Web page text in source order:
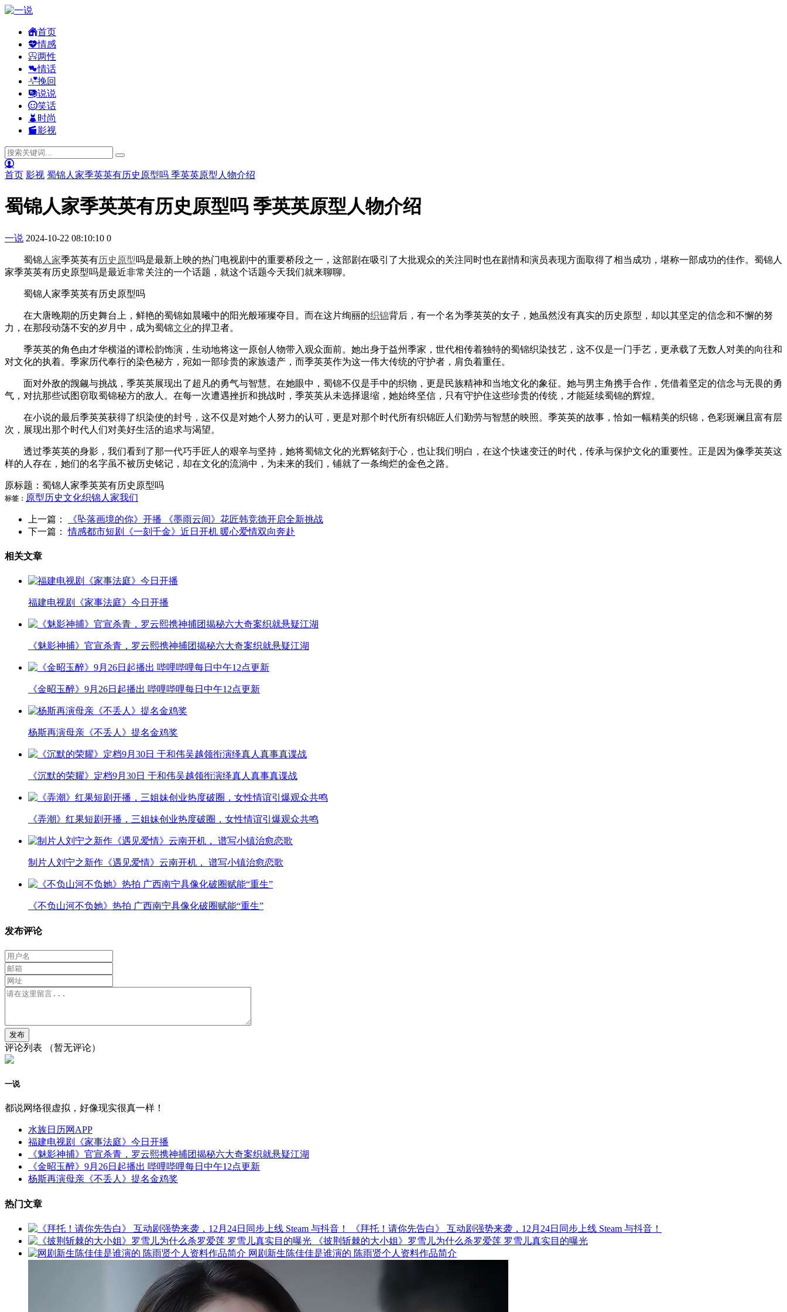
首页
情感
两性
情话
挽回
说说
笑话
时尚
影视
首页 影视 蜀锦人家季英英有历史原型吗 季英英原型人物介绍
蜀锦人家季英英有历史原型吗 季英英原型人物介绍
一说 2024-10-22 08:10:10 0
蜀锦 人家季英英有历史 原型吗是最新上映的热门电视剧中的重要桥段之一，这部剧在吸引了大批观众的关注同时也在剧情和演员表现方面取得了相当成功，堪称一部成功的佳作。蜀锦人
家季英英有历史原型吗是最近非常关注的一个话题，就这个话题今天我们就来聊聊。
蜀锦人家季英英有历史原型吗
在大唐晚期的历史舞台上，鲜艳的蜀锦如晨曦中的阳光般璀璨夺目。而在这片绚丽的织锦背后，有一个名为季英英的女子，她虽然没有真实的历史原型，却以其坚定的信念和不懈的努
力，在那段动荡不安的岁月中，成为蜀锦文化的捍卫者。
季英英的角色由才华横溢的谭松韵饰演，生动地将这一原创人物带入观众面前。她出身于益州季家，世代相传着独特的蜀锦织染技艺，这不仅是一门手艺，更承载了无数人对美的向往和
对文化的执着。季家历代奉行的染色秘方，宛如一部珍贵的家族遗产，而季英英作为这一伟大传统的守护者，肩负着重任。
面对外敌的觊觎与挑战，季英英展现出了超凡的勇气与智慧。在她眼中，蜀锦不仅是手中的织物，更是民族精神和当地文化的象征。她与男主角携手合作，凭借着坚定的信念与无畏的勇
气，对抗那些试图窃取蜀锦秘方的敌人。在每一次遭遇挫折和挑战时，季英英从未选择退缩，她始终坚信，只有守护住这些珍贵的传统，才能延续蜀锦的辉煌。
在小说的最后季英英获得了织染使的封号，这不仅是对她个人努力的认可，更是对那个时代所有织锦匠人们勤劳与智慧的映照。季英英的故事，恰如一幅精美的织锦，色彩斑斓且富有层
次，展现出那个时代人们对美好生活的追求与渴望。
透过季英英的身影，我们看到了那一代巧手匠人的艰辛与坚持，她将蜀锦文化的光辉铭刻于心，也让我们明白，在这个快速变迁的时代，传承与保护文化的重要性。正是因为像季英英这
样的人存在，她们的名字虽不被历史铭记，却在文化的流淌中，为未来的我们，铺就了一条绚烂的金色之路。
原标题：蜀锦人家季英英有历史原型吗
标签： 原型历史文化织锦人家我们
上一篇：
《坠落画境的你》开播 《墨雨云间》花匠韩竞德开启全新挑战
下一篇：
情感都市短剧《一刻千金》近日开机 暖心爱情双向奔赴
相关文章
福建电视剧《家事法庭》今日开播
《魅影神捕》官宣杀青，罗云熙携神捕团揭秘六大奇案织就悬疑江湖
《金昭玉醉》9月26日起播出 哔哩哔哩每日中午12点更新
杨斯再演母亲《不丢人》提名金鸡奖
《沉默的荣耀》定档9月30日 于和伟吴越领衔演绎真人真事真谍战
《弄潮》红果短剧开播，三姐妹创业热度破圈，女性情谊引爆观众共鸣
制片人刘宁之新作《遇见爱情》云南开机， 谱写小镇治愈恋歌
《不负山河不负她》热拍 广西南宁具像化破圈赋能“重生”
发布评论
评论列表 （暂无评论）
一说
都说网络很虚拟，好像现实很真一样！
水族日历网APP
福建电视剧《家事法庭》今日开播
《魅影神捕》官宣杀青，罗云熙携神捕团揭秘六大奇案织就悬疑江湖
《金昭玉醉》9月26日起播出 哔哩哔哩每日中午12点更新
杨斯再演母亲《不丢人》提名金鸡奖
热门文章
《拜托！请你先告白》 互动剧强势来袭，12月24日同步上线 Steam 与抖音！
《披荆斩棘的大小姐》罗雪儿为什么杀罗爱莲 罗雪儿真实目的曝光
网剧新生陈佳佳是谁演的 陈雨贤个人资料作品简介